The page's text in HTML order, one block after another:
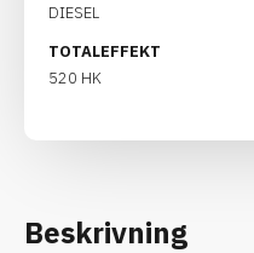
DIESEL
TOTALEFFEKT
520 HK
Beskrivning